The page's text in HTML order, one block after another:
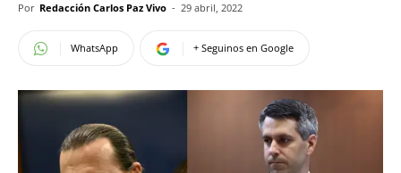
Por Redacción Carlos Paz Vivo - 29 abril, 2022
WhatsApp + Seguinos en Google